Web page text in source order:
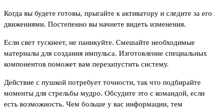
Когда вы будете готовы, прыгайте к активатору и следите за его
движениями. Постепенно вы начнете видеть изменения.
Если свет тускнеет, не паникуйте. Смешайте необходимые
материалы для создания импульса. Изготовление специальных
компонентов поможет вам перезапустить систему.
Действие с пушкой потребует точности, так что подбирайте
моменты для стрельбы мудро. Обсудите это с командой, если
есть возможность. Чем больше у вас информации, тем